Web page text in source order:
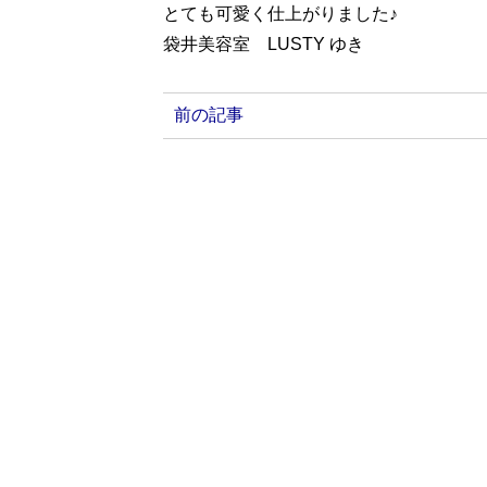
とても可愛く仕上がりました♪
袋井美容室 LUSTY ゆき
前の記事